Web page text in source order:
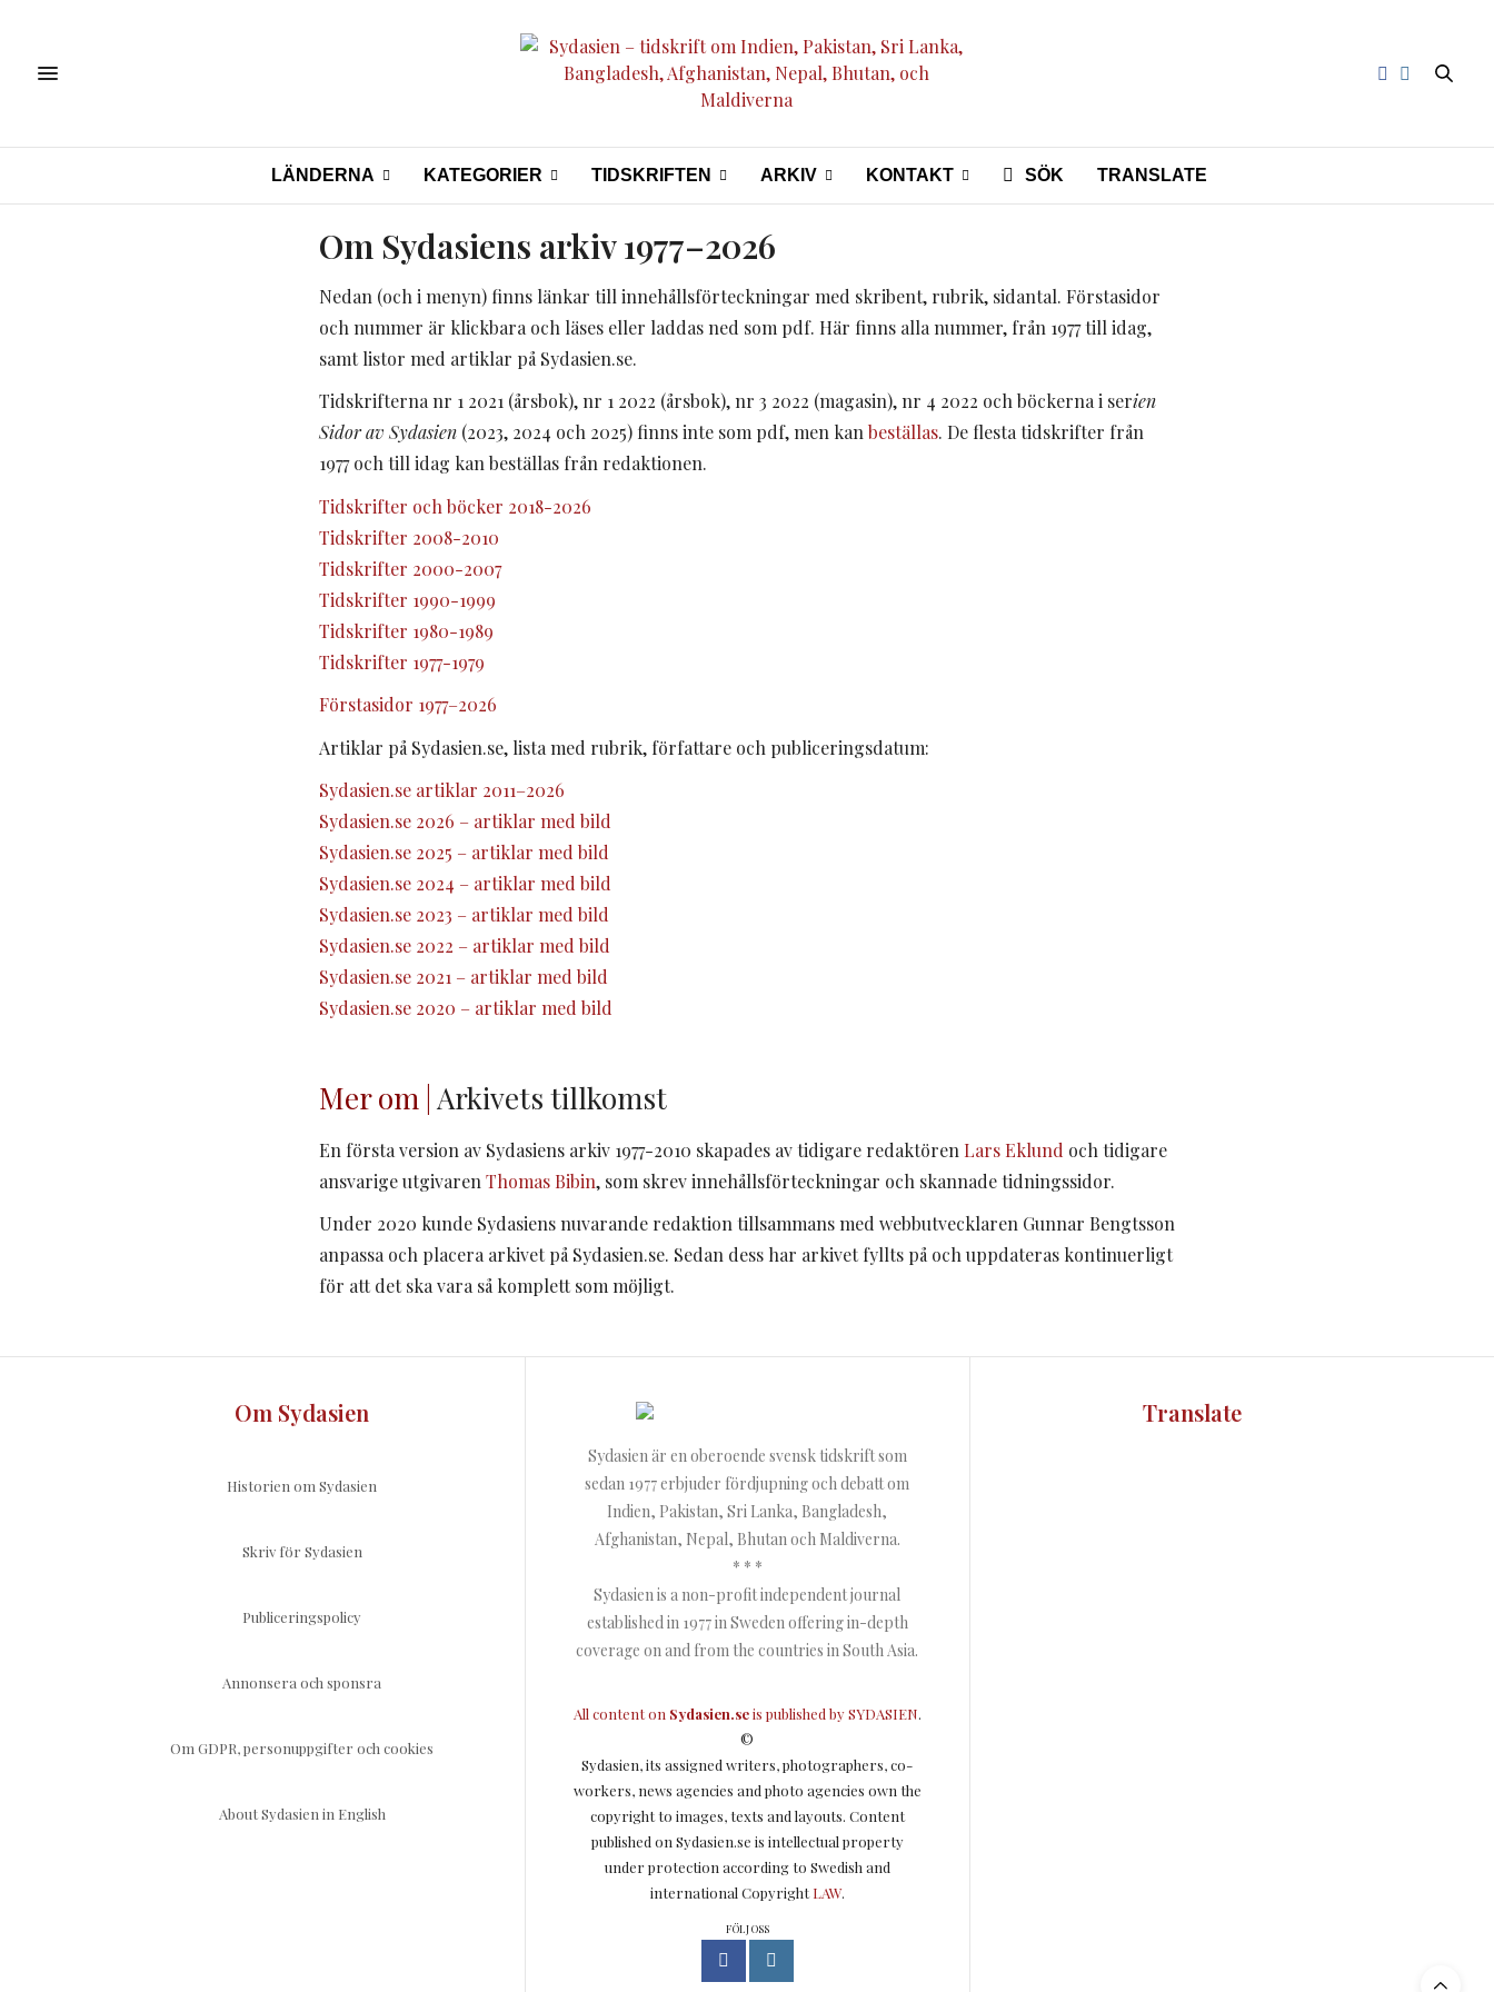
LÄNDERNA KATEGORIER TIDSKRIFTEN ARKIV KONTAKT SÖK TRANSLATE
Om Sydasiens arkiv 1977–2026
Nedan (och i menyn) finns länkar till innehållsförteckningar med skribent, rubrik, sidantal. Förstasidor
och nummer är klickbara och läses eller laddas ned som pdf. Här finns alla nummer, från 1977 till idag,
samt listor med artiklar på Sydasien.se.
Tidskrifterna nr 1 2021 (årsbok), nr 1 2022 (årsbok), nr 3 2022 (magasin), nr 4 2022 och böckerna i serien
Sidor av Sydasien (2023, 2024 och 2025) finns inte som pdf, men kanbeställas. De flesta tidskrifter från
1977 och till idag kan beställas från redaktionen.
Tidskrifter och böcker 2018-2026
Tidskrifter 2008-2010
Tidskrifter 2000-2007
Tidskrifter 1990-1999
Tidskrifter 1980-1989
Tidskrifter 1977-1979
Förstasidor 1977–2026
Artiklar på Sydasien.se, lista med rubrik, författare och publiceringsdatum:
Sydasien.se artiklar 2011–2026
Sydasien.se 2026 – artiklar med bild
Sydasien.se 2025 – artiklar med bild
Sydasien.se 2024 – artiklar med bild
Sydasien.se 2023 – artiklar med bild
Sydasien.se 2022 – artiklar med bild
Sydasien.se 2021 – artiklar med bild
Sydasien.se 2020 – artiklar med bild
Mer om | Arkivets tillkomst
En första version av Sydasiens arkiv 1977-2010 skapades av tidigare redaktören Lars Eklund och tidigare
ansvarige utgivaren Thomas Bibin, som skrev innehållsförteckningar och skannade tidningssidor.
Under 2020 kunde Sydasiens nuvarande redaktion tillsammans med webbutvecklaren Gunnar Bengtsson
anpassa och placera arkivet på Sydasien.se. Sedan dess har arkivet fyllts på och uppdateras kontinuerligt
för att det ska vara så komplett som möjligt.
Om Sydasien
Historien om Sydasien
Skriv för Sydasien
Publiceringspolicy
Annonsera och sponsra
Om GDPR, personuppgifter och cookies
About Sydasien in English
Sydasien är en oberoende svensk tidskrift som
sedan 1977 erbjuder fördjupning och debatt om
Indien, Pakistan, Sri Lanka, Bangladesh,
Afghanistan, Nepal, Bhutan och Maldiverna.
* * *
Sydasien is a non-profit independent journal
established in 1977 in Sweden offering in-depth
coverage on and from the countries in South Asia.
All content on Sydasien.seis published bySYDASIEN.
©
Sydasien, its assigned writers, photographers, co-
workers, news agencies and photo agencies own the
copyright to images, texts and layouts. Content
published on Sydasien.se is intellectual property
under protection according to Swedish and
international CopyrightLAW.
FÖLJ OSS
Translate